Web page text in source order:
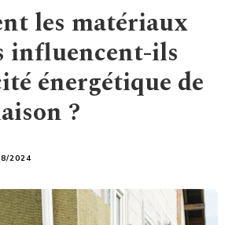
les matériaux
influencent-ils
énergétique de
?
2024